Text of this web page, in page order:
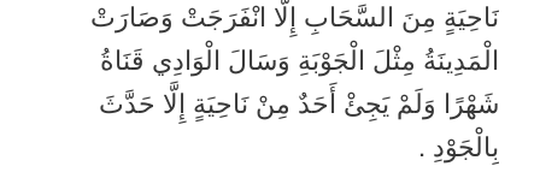
نَاحِيَةٍ مِنَ السَّحَابِ إِلَّا انْفَرَجَتْ وَصَارَتْ
الْمَدِينَةُ مِثْلَ الْجَوْبَةِ وَسَالَ الْوَادِي قَنَاةُ
شَهْرًا وَلَمْ يَجِئْ أَحَدٌ مِنْ نَاحِيَةٍ إِلَّا حَدَّثَ
بِالْجَوْدِ .